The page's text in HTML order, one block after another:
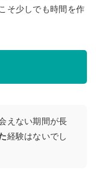
そ少しでも時間を作
えない期間が長
経験はないでし